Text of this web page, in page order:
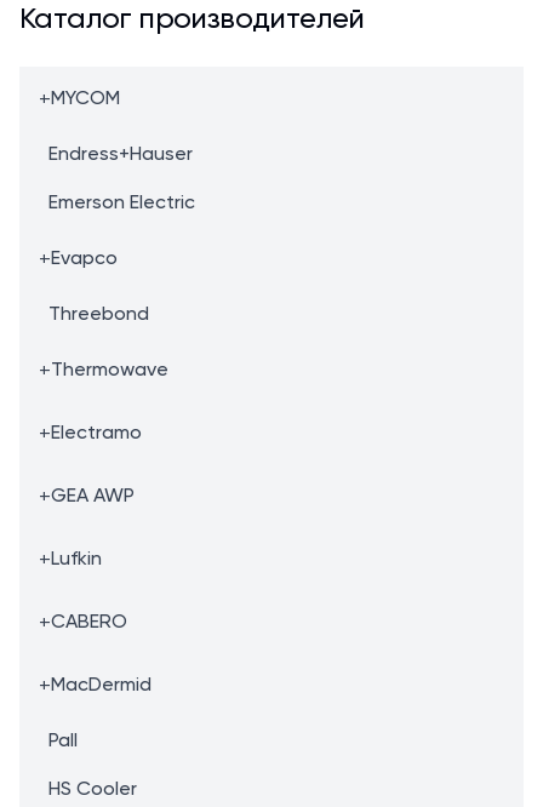
Каталог производителей
+MYCOM
Endress+Hauser
Emerson Electric
+Evapco
Threebond
+Thermowave
+Electramo
+GEA AWP
+Lufkin
+CABERO
+MacDermid
Pall
HS Cooler